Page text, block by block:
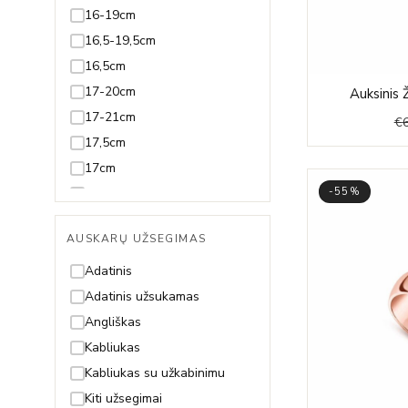
Juodmedis
Juvelyrinė emalė
Koralas
Kvarcas
Lazuritas
Malachitas
Nefritas
Oniksas
Opalas
Perlas ir Perlamutras
Piritas
Rodolitas
Rubinas
Safyras
Smaragdas
16-19cm
16,5-19,5cm
16,5cm
17-20cm
17-21cm
17,5cm
17cm
18-21cm
18-22cm
18,5-21,5cm
18,5-23,5cm
18,5cm
18cm
19-21cm
19-22cm
AUSKARŲ UŽSEGIMAS
Adatinis
Adatinis užsukamas
Angliškas
Kabliukas
Kabliukas su užkabinimu
Kiti užsegimai
Auksinis
€
-55%